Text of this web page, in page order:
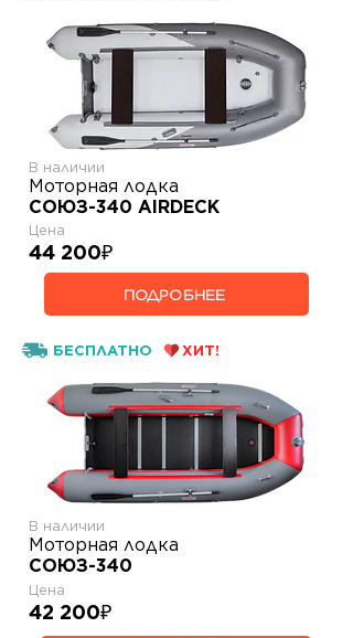
В наличии
Моторная лодка
СОЮЗ-340 AIRDECK
Цена
44 200₽
ПОДРОБНЕЕ
Моторная лодка
СОЮЗ-340
В наличии
Цена
42 200₽
БЕСПЛАТНО ХИТ!